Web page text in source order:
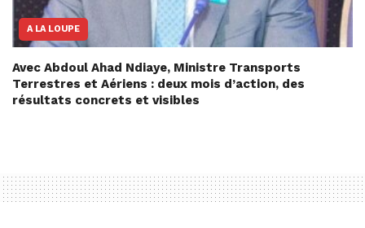
A LA LOUPE
Avec Abdoul Ahad Ndiaye, Ministre Transports
Terrestres et Aériens : deux mois d’action, des
résultats concrets et visibles